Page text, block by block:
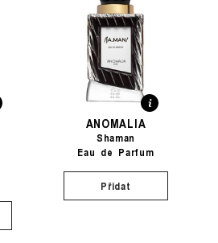
ANOMALIA
Shaman
Eau de Parfum
Přidat